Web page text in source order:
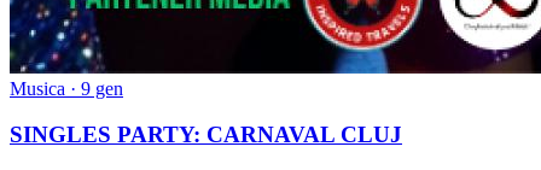
Musica · 9 gen
SINGLES PARTY: CARNAVAL CLUJ